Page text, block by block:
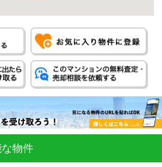
物件